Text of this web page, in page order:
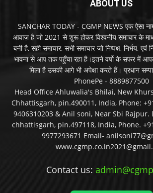
ABOUT US
SANCHAR TODAY - CGMP NEWS एक ऐसा
आवाज़ है जो 2021 से शुरू होकर विश्वनीय समाचार के
बनी है, सही समाचार, सभी समाचार जो निष्पक्ष, निर्भय, एवं
भावना से आप तक पहुँचा रहा है।इतने वर्षो के सफर में
मिला है उसकी आगे भी अपेक्षा करते हैं। प्रधान
PhonePe - 8889877500
Head Office Ahluwalia's Bhilai, New
Chhattisgarh, pin.490011, India, Phone:
9406310203 & Anil soni, Near Sbi
chhattisgarh, pin.497118, India, Phone.
9977293671 Email-
Contact us: